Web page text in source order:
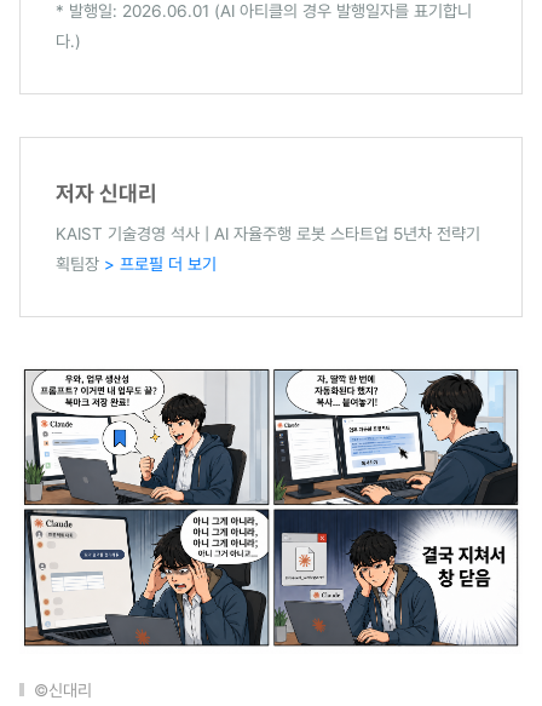
* 발행일: 2026.06.01 (AI 아티클의 경우 발행일자를 표기합니
다.)
저자 신대리
KAIST 기술경영 석사 | AI 자율주행 로봇 스타트업 5년차 전략기
획팀장 > 프로필 더 보기
©신대리